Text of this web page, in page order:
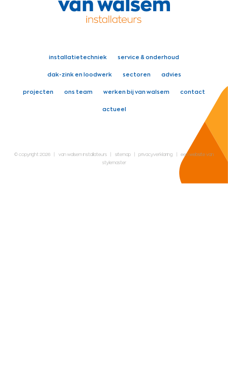
installatietechniek service & onderhoud
dak-zink en loodwerk sectoren advies
projecten ons team werken bij van walsem contact
actueel
© copyright 2026 van walsem installateurs sitemap privacyverklaring
een website van
stylemaster